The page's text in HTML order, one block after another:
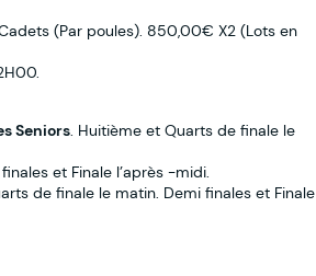
(Par poules). 850,00€ X2 (Lots en
Seniors . Huitième et Quarts de finale le
et Finale l’après -midi.
de finale le matin. Demi finales et Finale